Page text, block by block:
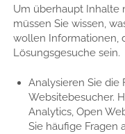
Um überhaupt Inhalte
müssen Sie wissen,
wollen Informationen,
Lösungsgesuche sein.
Analysieren Sie die
Websitebesucher.
Analytics, Open
Sie häufige Fragen